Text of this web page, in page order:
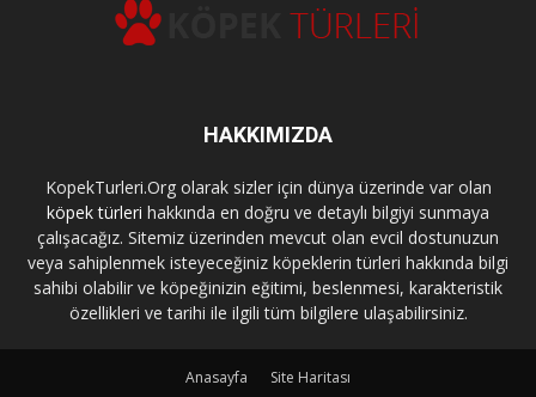
HAKKIMIZDA
KopekTurleri.Org olarak sizler için dünya üzerinde var olan
köpek türleri hakkında en doğru ve detaylı bilgiyi sunmaya
çalışacağız. Sitemiz üzerinden mevcut olan evcil dostunuzun
veya sahiplenmek isteyeceğiniz köpeklerin türleri hakkında bilgi
sahibi olabilir ve köpeğinizin eğitimi, beslenmesi, karakteristik
özellikleri ve tarihi ile ilgili tüm bilgilere ulaşabilirsiniz.
Anasayfa Site Haritası